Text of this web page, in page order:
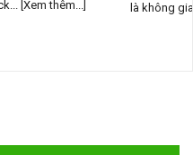
là không gian bóng mát cho...[Xem